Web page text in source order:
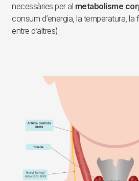
necessàries per al metabolisme
consum d’energia, la temperatura,
entre d’altres).